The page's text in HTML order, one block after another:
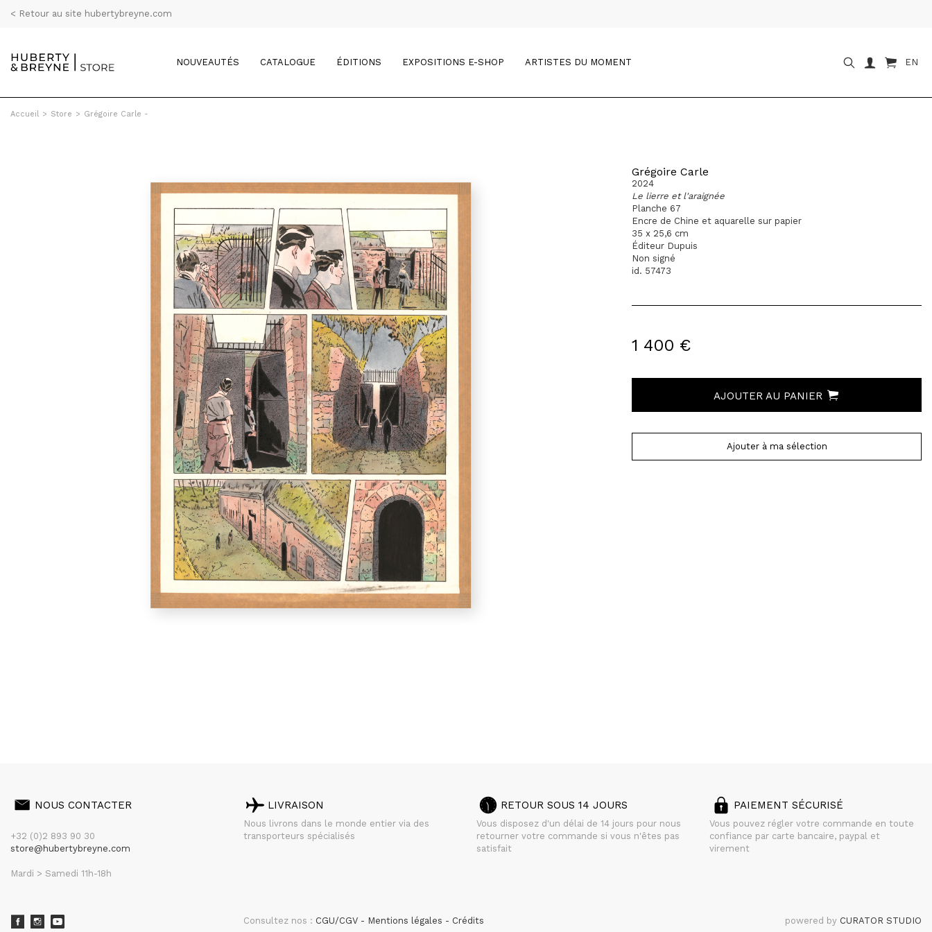
< Retour au site hubertybreyne.com
NOUVEAUTÉS CATALOGUE ÉDITIONS EXPOSITIONS E-SHOP ARTISTES DU MOMENT EN
Accueil > Store > Grégoire Carle -
Grégoire Carle
2024
Le lierre et l'araignée
Planche 67
Encre de Chine et aquarelle sur papier
35 x 25,6 cm
Éditeur Dupuis
Non signé
id. 57473
1 400 €
AJOUTER AU PANIER
Ajouter à ma sélection
NOUS CONTACTER
+32 (0)2 893 90 30
store@hubertybreyne.com
Mardi > Samedi 11h-18h
LIVRAISON
Nous livrons dans le monde entier via des
transporteurs spécialisés
RETOUR SOUS 14 JOURS
Vous disposez d'un délai de 14 jours pour nous
retourner votre commande si vous n'êtes pas
satisfait
PAIEMENT SÉCURISÉ
Vous pouvez régler votre commande en toute
confiance par carte bancaire, paypal et
virement
Consultez nos : CGU/CGV Mentions légales Crédits powered by CURATOR STUDIO